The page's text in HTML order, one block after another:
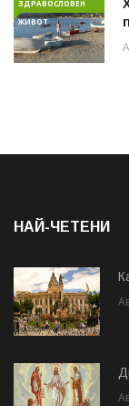
ЗДРАВОСЛОВЕН
ЖИВОТ
НАЙ-ЧЕТЕНИ